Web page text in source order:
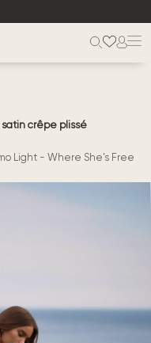
crêpe plissé
Light- Where She's Free